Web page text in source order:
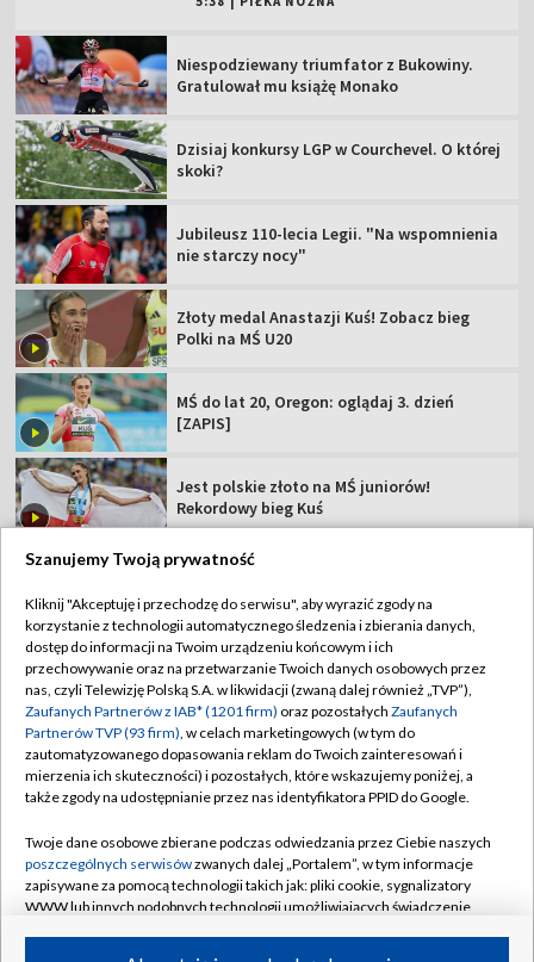
Niespodziewany triumfator z Bukowiny.
Gratulował mu książę Monako
Dzisiaj konkursy LGP w Courchevel. O której
skoki?
Jubileusz 110-lecia Legii. "Na wspomnienia
nie starczy nocy"
Złoty medal Anastazji Kuś! Zobacz bieg
Polki na MŚ U20
MŚ do lat 20, Oregon: oglądaj 3. dzień
[ZAPIS]
Jest polskie złoto na MŚ juniorów!
Rekordowy bieg Kuś
TVP
Abonament TVP
Sklep TVP
Biuro Reklamy
Oferta Handlowa
Emisja w TVP
Rada Programowa
Ogłoszenia przetargowe
Regulamin TVP
Polityka prywatności
Moje zgody
Biuro reklamy
Kanały
Szanujemy Twoją prywatność
Kliknij "Akceptuję i przechodzę do serwisu", aby wyrazić zgody na
korzystanie z technologii automatycznego śledzenia i zbierania danych,
dostęp do informacji na Twoim urządzeniu końcowym i ich
przechowywanie oraz na przetwarzanie Twoich danych osobowych przez
nas, czyli Telewizję Polską S.A. w likwidacji (zwaną dalej również „TVP”),
Zaufanych Partnerów z IAB* (1201 firm) oraz pozostałych Zaufanych
Partnerów TVP (93 firm), w celach marketingowych (w tym do
zautomatyzowanego dopasowania reklam do Twoich zainteresowań i
mierzenia ich skuteczności) i pozostałych, które wskazujemy poniżej, a
także zgody na udostępnianie przez nas identyfikatora PPID do Google.
Twoje dane osobowe zbierane podczas odwiedzania przez Ciebie naszych
poszczególnych serwisówzwanych dalej „Portalem”, w tym informacje
zapisywane za pomocą technologii takich jak: pliki cookie, sygnalizatory
WWW lub innych podobnych technologii umożliwiających świadczenie